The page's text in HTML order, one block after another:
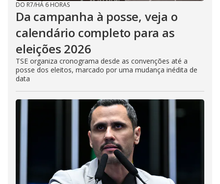
DO R7/HÁ 6 HORAS
Da campanha à posse, veja o
calendário completo para as
eleições 2026
TSE organiza cronograma desde as convenções até a
posse dos eleitos, marcado por uma mudança inédita de
data